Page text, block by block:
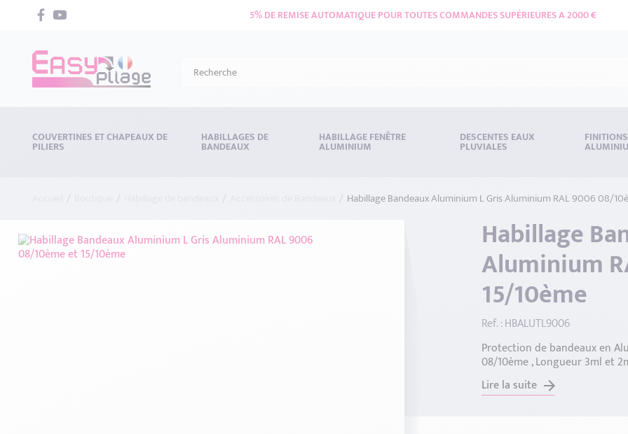
5% DE REMISE AUTOMATIQUE POUR TOUTES COMMANDES SUPÉRIEURES A 2000 €
COUVERTINES ET CHAPEAUX DE
PILIERS
HABILLAGES DE
BANDEAUX
HABILLAGE FENÊTRE
ALUMINIUM
DESCENTES EAUX
PLUVIALES
Habillage Bandeaux Aluminium L Gris Aluminium RAL 9006 08/
Habillage
Aluminium
15/10ème
Ref. : HBALUTL9006
Protection de bandeaux en
08/10ème , Longueur 3ml et
Lire la suite